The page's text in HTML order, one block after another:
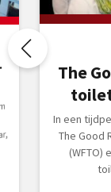
The
In een
The Good
(WFTO)